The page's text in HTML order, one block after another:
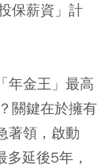
保薪資」計
年金王」最高
關鍵在於擁有
著領，啟動
多延後5年，